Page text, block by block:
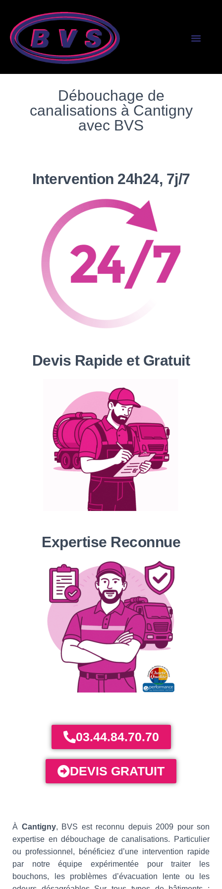
Débouchage de
canalisations à Cantigny
avec BVS
Intervention 24h24, 7j/7
Devis Rapide et Gratuit
Expertise Reconnue
03.44.84.70.70
DEVIS GRATUIT
À Cantigny, BVS est reconnu depuis 2009 pour son
expertise en débouchage de canalisations. Particulier
ou professionnel, bénéficiez d’une intervention rapide
par notre équipe expérimentée pour traiter les
bouchons, les problèmes d’évacuation lente ou les